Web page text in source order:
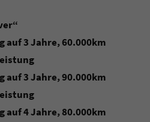
auf 3 Jahre, 60.000km
auf 3 Jahre, 90.000km
auf 4 Jahre, 80.000km